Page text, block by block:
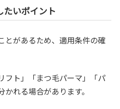
たいポイント
とがあるため、適用条件の確
フト」「まつ毛パーマ」「パ
れる場合があります。